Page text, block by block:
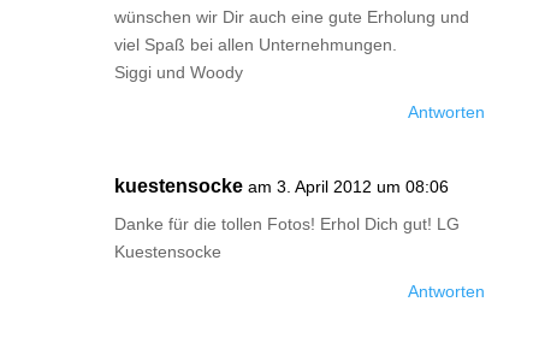
wünschen wir Dir auch eine gute Erholung und
viel Spaß bei allen Unternehmungen.
Siggi und Woody
Antworten
kuestensocke am 3. April 2012 um 08:06
Danke für die tollen Fotos! Erhol Dich gut! LG
Kuestensocke
Antworten